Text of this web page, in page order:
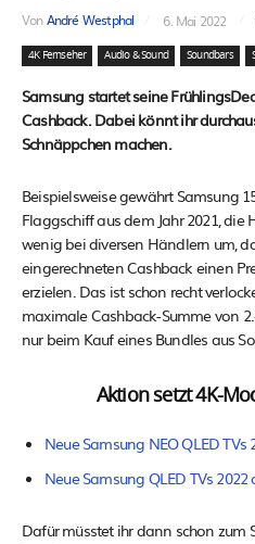
VonAndré Westphal 6. Mai 2022
4K Fernseher Audio & Sound Soundbars
Samsung startet seine
Cashback. Dabei könnt ihr
Schnäppchen machen.
Beispielsweise gewährt Samsung
Flaggschiff aus dem Jahr 2021, die
wenig bei diversen Händlern um,
eingerechneten Cashback einen
erzielen. Das ist schon recht
maximale Cashback-Summe von
nur beim Kauf eines Bundles aus
Aktion setzt 4K-
Neue Samsung NEO QLED
Neue Samsung QLED TVs
Dafür müsstet ihr dann schon zum